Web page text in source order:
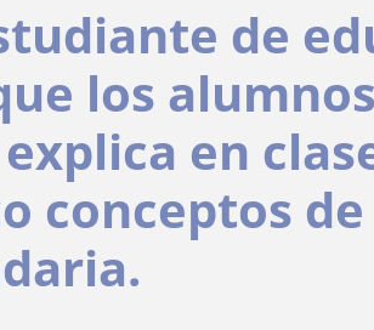
de
los
explica en
conceptos